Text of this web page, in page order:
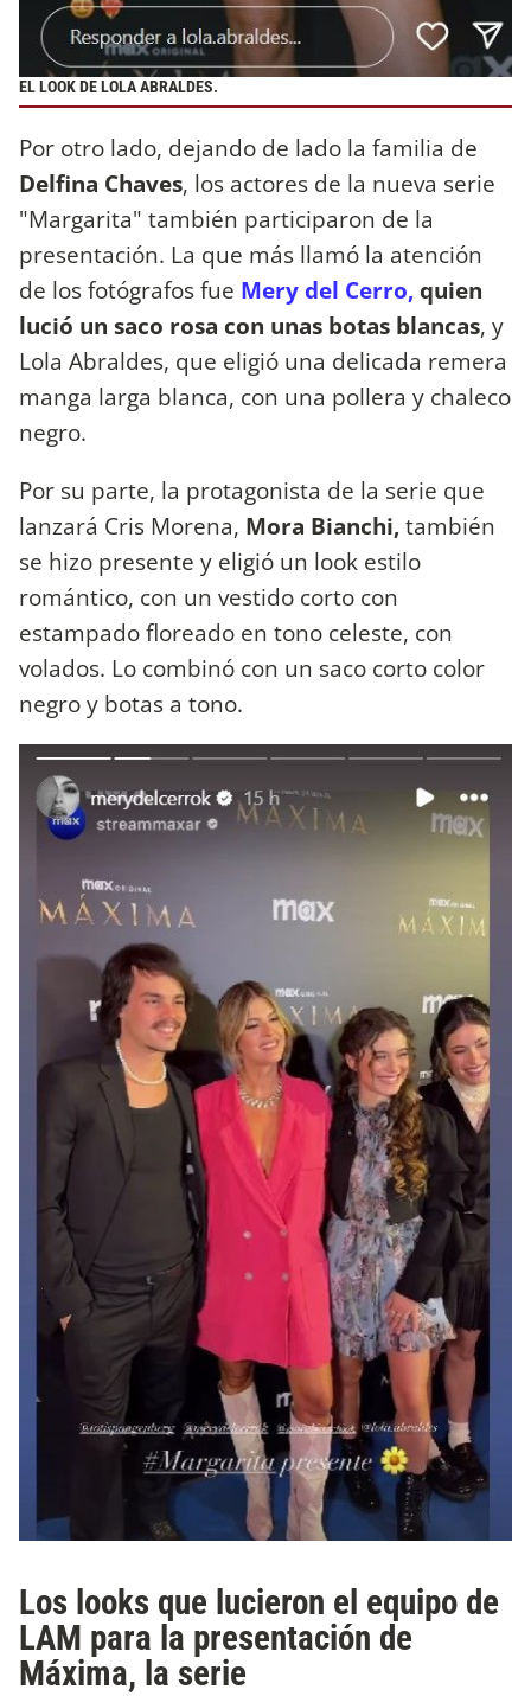
EL LOOK DE LOLA ABRALDES.
Por otro lado, dejando de lado la familia de
Delfina Chaves, los actores de la nueva serie
"Margarita" también participaron de la
presentación. La que más llamó la atención
de los fotógrafos fue Mery del Cerro,quien
lució un saco rosa con unas botas blancas, y
Lola Abraldes, que eligió una delicada remera
manga larga blanca, con una pollera y chaleco
negro.
Por su parte, la protagonista de la serie que
lanzará Cris Morena, Mora Bianchi,también
se hizo presente y eligió un look estilo
romántico, con un vestido corto con
estampado floreado en tono celeste, con
volados. Lo combinó con un saco corto color
negro y botas a tono.
Los looks que lucieron el equipo de
LAM para la presentación de
Máxima, la serie